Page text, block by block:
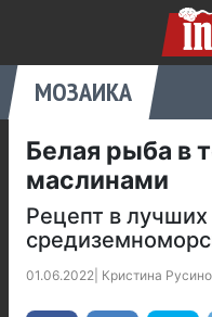
МОЗАИКА
Белая рыба в
маслинами
Рецепт в
01.06.2022 Кристина